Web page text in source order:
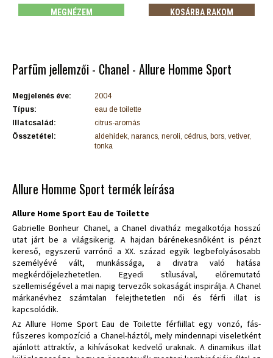
MEGNÉZEM KOSÁRBA RAKOM
Parfüm jellemzői - Chanel - Allure Homme Sport
Megjelenés éve:
2004
Típus:
eau de toilette
Illatcsalád:
citrus-aromás
Összetétel:
aldehidek, narancs, neroli, cédrus, bors, vetiver,
tonka
Allure Homme Sport termék leírása
Allure Home Sport Eau de Toilette
Gabrielle Bonheur Chanel, a Chanel divatház megalkotója hosszú
utat járt be a világsikerig. A hajdan bárénekesnőként is pénzt
kereső, egyszerű varrónő a XX. század egyik legbefolyásosabb
személyévé vált, munkássága, a divatra való hatása
megkérdőjelezhetetlen. Egyedi stílusával, előremutató
szellemiségével a mai napig tervezők sokaságát inspirálja. A Chanel
márkanévhez számtalan felejthetetlen női és férfi illat is
kapcsolódik.
Az Allure Home Sport Eau de Toilette férfiillat egy vonzó, fás-
fűszeres kompozíció a Chanel-háztól, mely mindennapi viseletként
ajánlott attraktív, a kihívásokat kedvelő uraknak. A dinamikus illat